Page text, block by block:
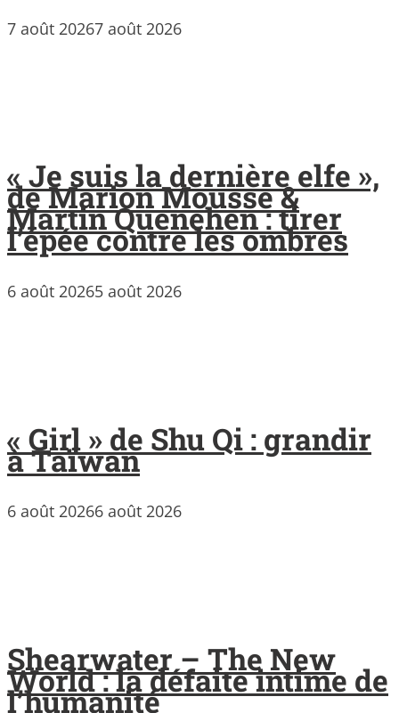
7 août 20267 août 2026
« Je suis la dernière elfe »,
de Marion Mousse &
Martin Quenehen : tirer
l’épée contre les ombres
6 août 20265 août 2026
« Girl » de Shu Qi : grandir
à Taïwan
6 août 20266 août 2026
Shearwater – The New
World : la défaite intime de
l’humanité